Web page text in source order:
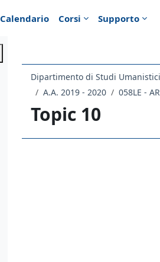
Calendario Corsi Supporto
Dipartimento di Studi Umanistici
A.A. 2019 - 2020
058LE -
Topic 10